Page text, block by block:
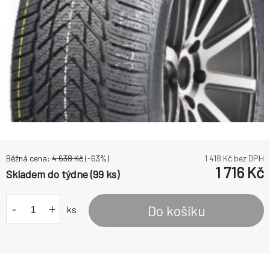
Běžná cena: 4 638Kč(-63%) 1 418 Kč bez DPH
Skladem do týdne (99 ks) 1 716 Kč
- + ks Do košíku